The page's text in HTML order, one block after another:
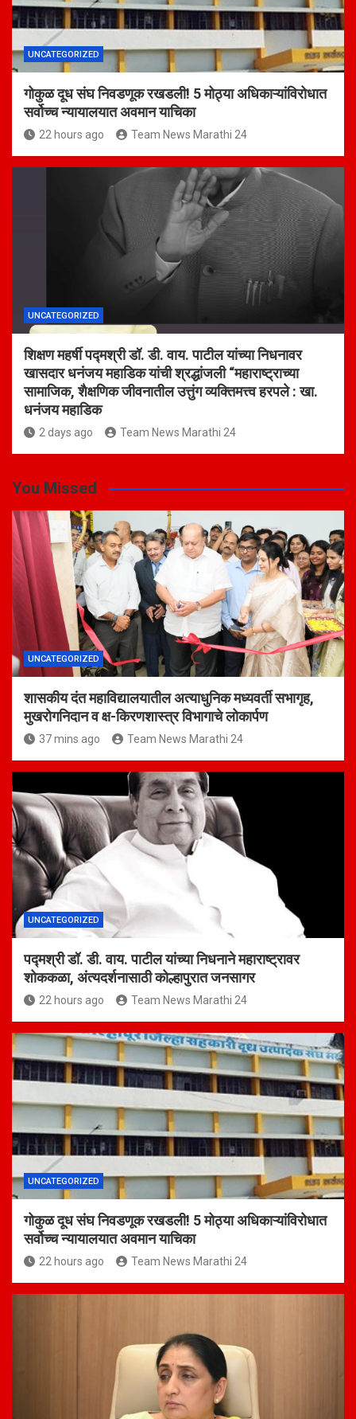
UNCATEGORIZED
गोकुळ दूध संघ निवडणूक रखडली! 5 मोठ्या अधिकाऱ्यांविरोधात
सर्वोच्च न्यायालयात अवमान याचिका
22 hours ago Team News Marathi 24
UNCATEGORIZED
शिक्षण महर्षी पद्मश्री डॉ. डी. वाय. पाटील यांच्या निधनावर
खासदार धनंजय महाडिक यांची श्रद्धांजली “महाराष्ट्राच्या
सामाजिक, शैक्षणिक जीवनातील उत्तुंग व्यक्तिमत्त्व हरपले : खा.
धनंजय महाडिक
2 days ago Team News Marathi 24
You Missed
UNCATEGORIZED
शासकीय दंत महाविद्यालयातील अत्याधुनिक मध्यवर्ती सभागृह,
मुखरोगनिदान व क्ष-किरणशास्त्र विभागाचे लोकार्पण
37 mins ago Team News Marathi 24
UNCATEGORIZED
पद्मश्री डॉ. डी. वाय. पाटील यांच्या निधनाने महाराष्ट्रावर
शोककळा, अंत्यदर्शनासाठी कोल्हापुरात जनसागर
22 hours ago Team News Marathi 24
UNCATEGORIZED
गोकुळ दूध संघ निवडणूक रखडली! 5 मोठ्या अधिकाऱ्यांविरोधात
सर्वोच्च न्यायालयात अवमान याचिका
22 hours ago Team News Marathi 24